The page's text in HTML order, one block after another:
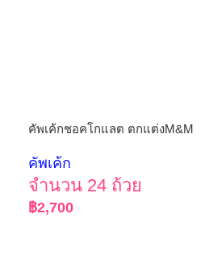
คัพเค้กชอคโกแลต ตกแต่งM&M
คัพเค้ก
จำนวน 24 ถ้วย
฿2,700